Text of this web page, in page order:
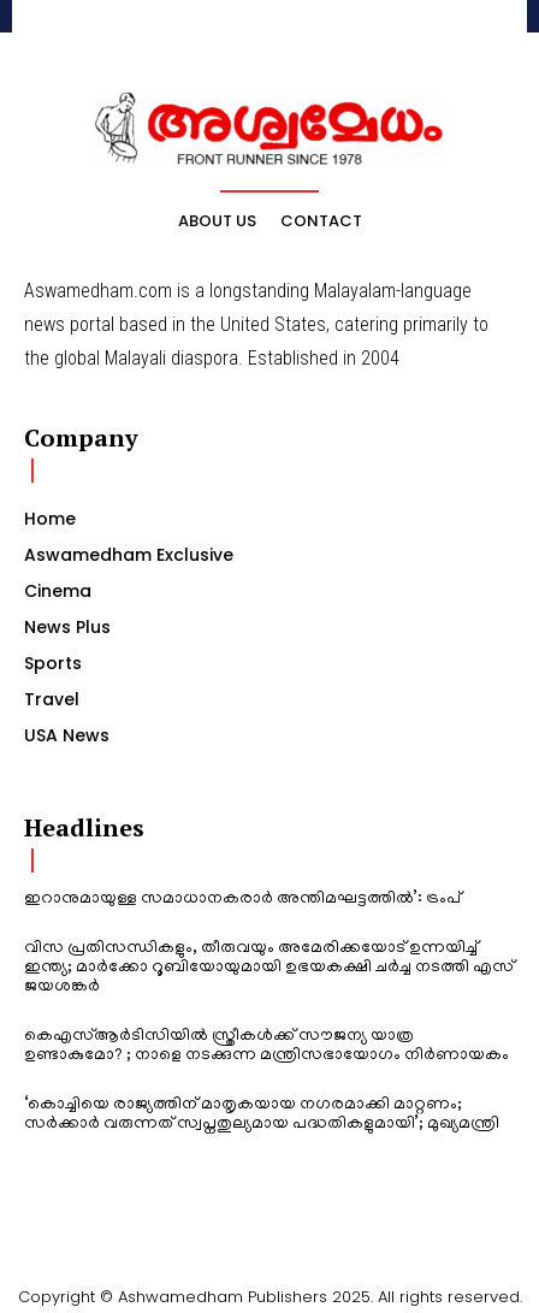
ABOUT US CONTACT
Aswamedham.com is a longstanding Malayalam-language
news portal based in the United States, catering primarily to
the global Malayali diaspora. Established in 2004
Company
Home
Aswamedham Exclusive
Cinema
News Plus
Sports
Travel
USA News
Headlines
ഇറാനുമായുള്ള സമാധാനകരാർ അന്തിമഘട്ടത്തിൽ‌’: ട്രംപ്
വിസ പ്രതിസന്ധികളും, തീരുവയും അമേരിക്കയോട് ഉന്നയിച്ച്
ഇന്ത്യ; മാർക്കോ റൂബിയോയുമായി ഉഭയകക്ഷി ചർച്ച നടത്തി എസ്
ജയശങ്കർ
കെഎസ്ആർടിസിയിൽ സ്ത്രീകൾക്ക് സൗജന്യ യാത്ര
ഉണ്ടാകുമോ? ; നാളെ നടക്കുന്ന മന്ത്രിസഭായോഗം നിർണായകം
‘കൊച്ചിയെ രാജ്യത്തിന് മാതൃകയായ നഗരമാക്കി മാറ്റണം;
സർക്കാർ വരുന്നത് സ്വപ്നതുല്യമായ പദ്ധതികളുമായി’; മുഖ്യമന്ത്രി
Copyright © Ashwamedham Publishers 2025. All rights reserved.